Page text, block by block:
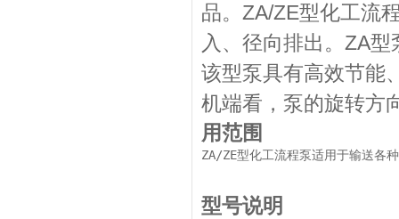
品。ZA/ZE型化工流
入、径向排出。ZA
该型泵具有高效节能
机端看，泵的旋转方
用范围
ZA/ZE型化工流程泵适用于输送各
型号说明